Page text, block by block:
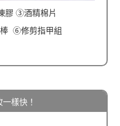
膠 ③酒精棉片
⑥修剪指甲組
樣快！